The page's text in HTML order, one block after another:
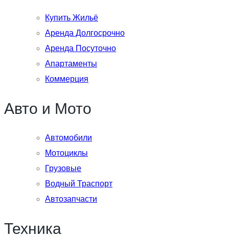
Купить Жильё
Аренда Долгосрочно
Аренда Посуточно
Апартаменты
Коммерция
Авто и Мото
Автомобили
Мотоциклы
Грузовые
Водный Траспорт
Автозапчасти
Техника